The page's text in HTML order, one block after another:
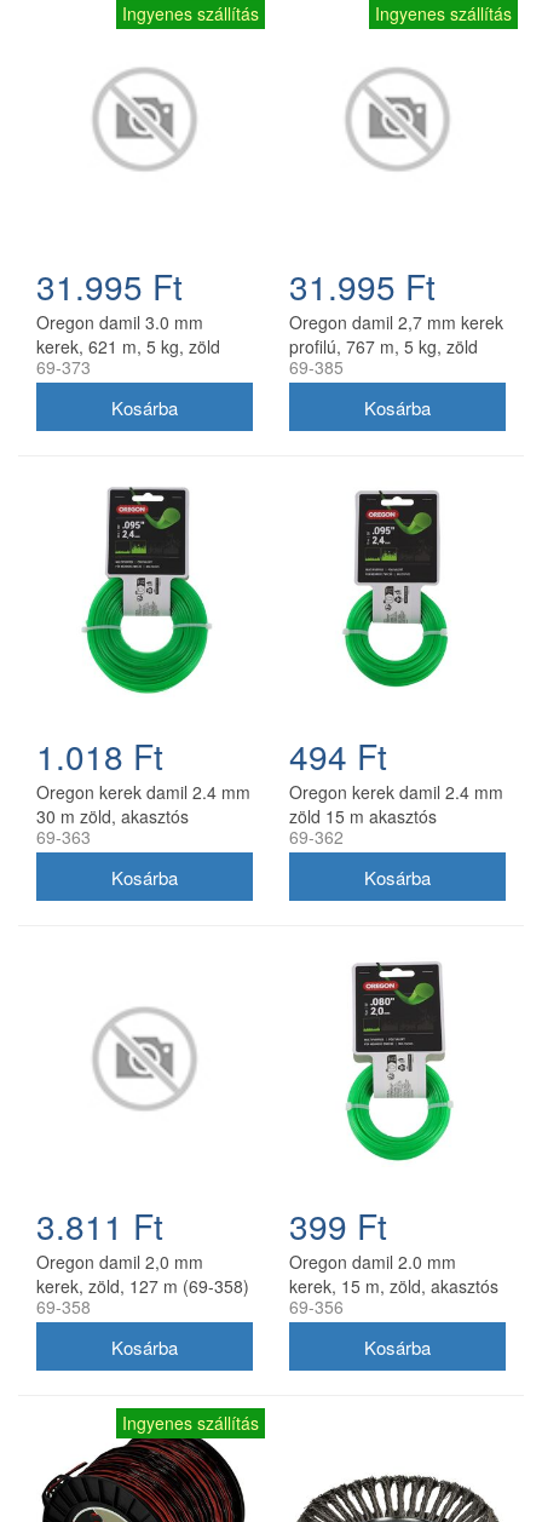
Ingyenes szállítás
31.995 Ft
Oregon damil 3.0 mm
kerek, 621 m, 5 kg, zöld
69-373
Ingyenes szállítás
31.995 Ft
Oregon damil 2,7 mm kerek
profilú, 767 m, 5 kg, zöld
69-385
1.018 Ft
Oregon kerek damil 2.4 mm
30 m zöld, akasztós
kiszerelés
69-363
494 Ft
Oregon kerek damil 2.4 mm
zöld 15 m akasztós
kiszerelésben
69-362
3.811 Ft
Oregon damil 2,0 mm
kerek, zöld, 127 m (69-358)
69-358
399 Ft
Oregon damil 2.0 mm
kerek, 15 m, zöld, akasztós
kiszerelés
69-356
Ingyenes szállítás